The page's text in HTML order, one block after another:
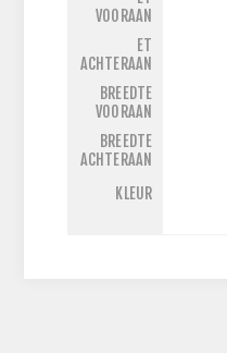
VOORAAN
ET
ACHTERAAN
BREEDTE
VOORAAN
BREEDTE
ACHTERAAN
KLEUR